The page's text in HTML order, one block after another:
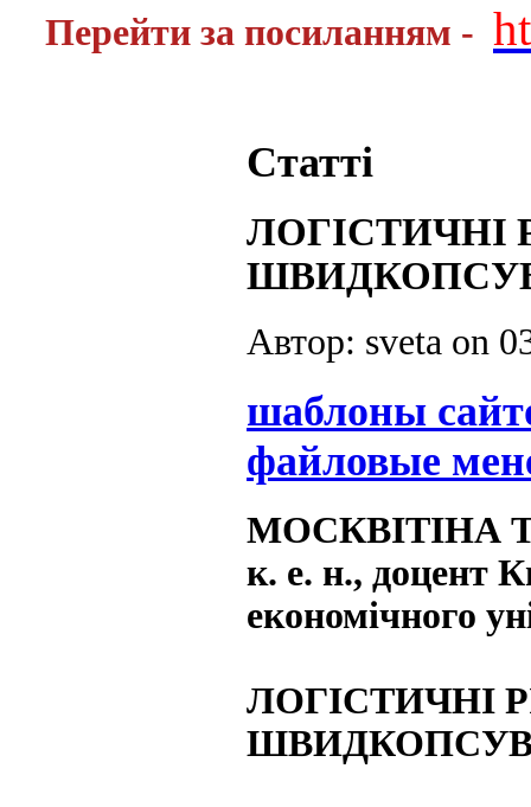
Перейти за посиланням -
Статті
ЛОГІСТИЧНІ
Автор: sveta on
шаблоны
файловые
МОСКВІТІНА
к. е. н., доцент
економічного
ЛОГІСТИЧНІ